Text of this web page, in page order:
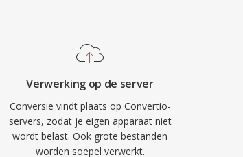
Verwerking op de server
Conversie vindt plaats op Convertio-
servers, zodat je eigen apparaat niet
wordt belast. Ook grote bestanden
worden soepel verwerkt.